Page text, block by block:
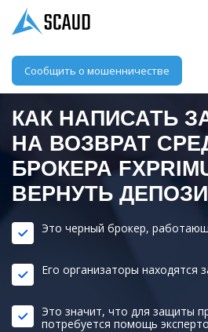
Сообщить о мошенничестве
КАК НАПИСАТЬ
НА ВОЗВРАТ
БРОКЕРА
ВЕРНУТЬ
Это черный брокер,
Его организаторы находятся
Это значит, что для защиты
потребуется помощь